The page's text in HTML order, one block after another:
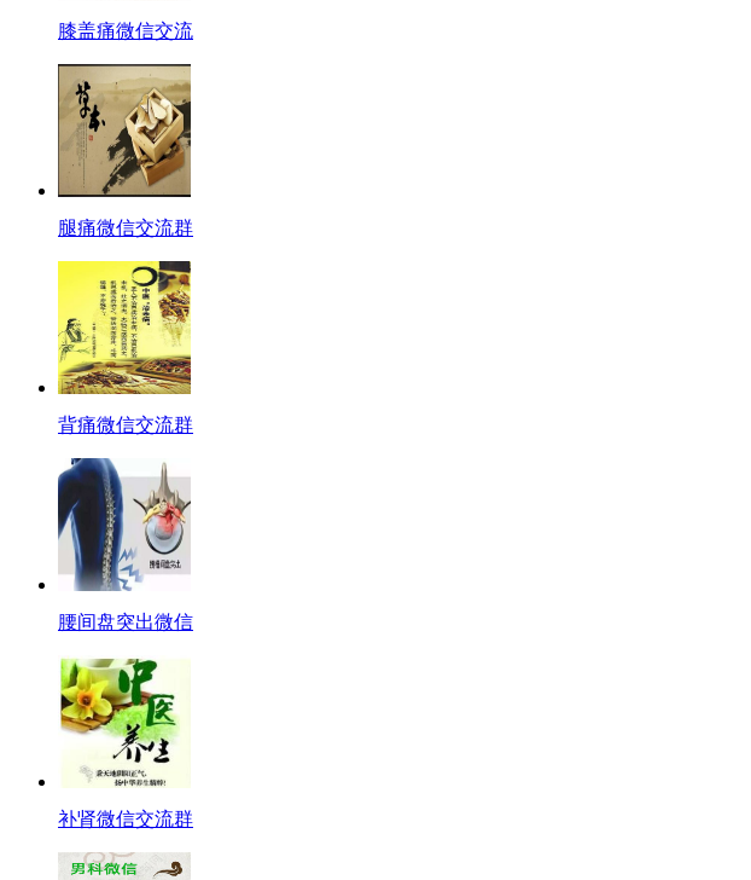
膝盖痛微信交流
腿痛微信交流群
背痛微信交流群
腰间盘突出微信
补肾微信交流群